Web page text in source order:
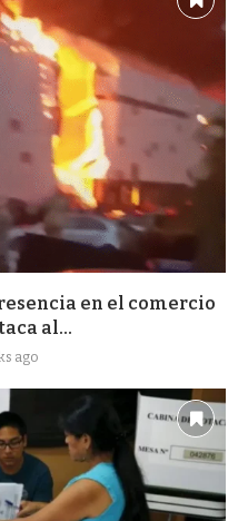
en el comercio
al...
ago